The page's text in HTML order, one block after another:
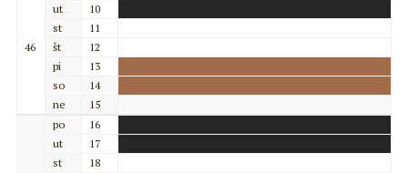
46
ut
10
st
11
št
12
pi
13
so
14
ne
15
po
16
ut
17
st
18